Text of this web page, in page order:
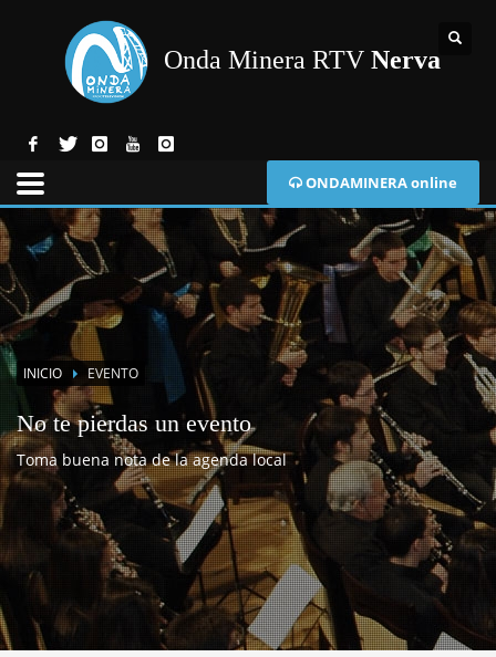
Onda Minera RTV Nerva
ONDAMINERA online
INICIO EVENTO
No te pierdas un evento
Toma buena nota de la agenda local